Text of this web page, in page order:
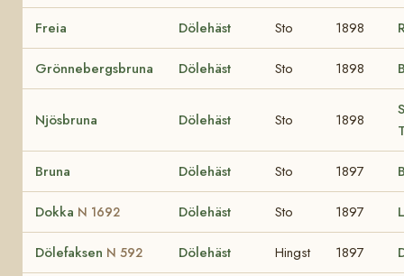
Freia Dölehäst Sto 1898
Grönnebergsbruna Dölehäst Sto 1898
Njösbruna Dölehäst Sto 1898
Bruna Dölehäst Sto 1897
Dokka N 1692 Dölehäst Sto 1897
Dölefaksen N 592 Dölehäst Hingst 1897